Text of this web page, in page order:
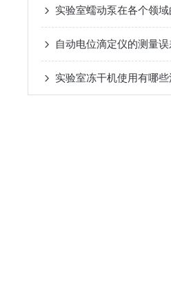
实验室蠕动泵在各个领
实验室冻干机使用有哪些